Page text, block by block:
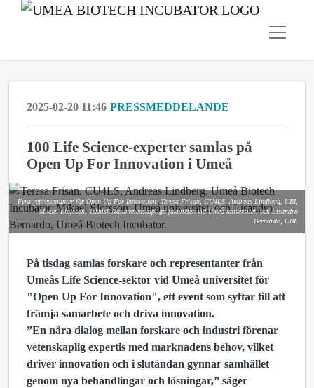
2025-02-20 11:46 PRESSMEDDELANDE
100 Life Science-experter samlas på
Open Up For Innovation i Umeå
Fyra representanter för Open Up For Innovation: Teresa Frisan, CU4LS, Andreas Lindberg, UBI,
Mikael Elofsson, Teknisk-Naturvetenskapliga fakulteten vid Umeå universitet, och Lisandro
Bernardo, UBI.
På tisdag samlas forskare och representanter från
Umeås Life Science-sektor vid Umeå universitet för
"Open Up For Innovation", ett event som syftar till att
främja samarbete och driva innovation.
”En nära dialog mellan forskare och industri förenar
vetenskaplig expertis med marknadens behov, vilket
driver innovation och i slutändan gynnar samhället
genom nya behandlingar och lösningar,” säger